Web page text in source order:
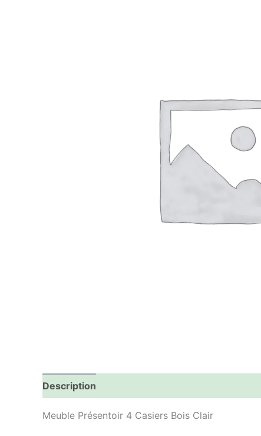
Description
Meuble Présentoir 4 Casiers Bois Clair